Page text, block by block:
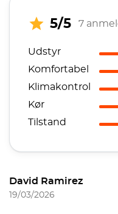
5/5 7
Udstyr
Komfortabel
Klimakontrol
Kør
Tilstand
David Ramirez
19/03/2026